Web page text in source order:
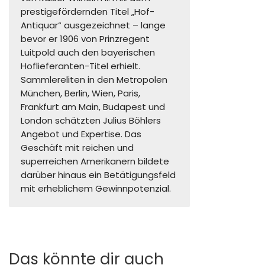
prestigefördernden Titel „Hof-
Antiquar“ ausgezeichnet – lange
bevor er 1906 von Prinzregent
Luitpold auch den bayerischen
Hoflieferanten-Titel erhielt.
Sammlereliten in den Metropolen
München, Berlin, Wien, Paris,
Frankfurt am Main, Budapest und
London schätzten Julius Böhlers
Angebot und Expertise. Das
Geschäft mit reichen und
superreichen Amerikanern bildete
darüber hinaus ein Betätigungsfeld
mit erheblichem Gewinnpotenzial.
Das könnte dir auch